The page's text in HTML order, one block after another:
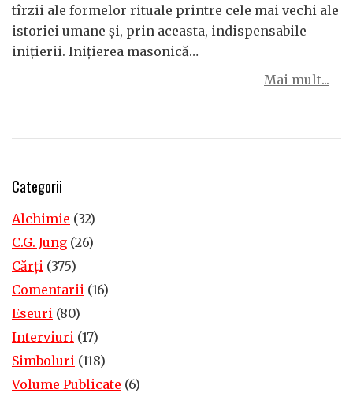
tîrzii ale formelor rituale printre cele mai vechi ale
istoriei umane și, prin aceasta, indispensabile
inițierii. Inițierea masonică…
Mai mult...
Categorii
Alchimie (32)
C.G. Jung (26)
Cărţi (375)
Comentarii (16)
Eseuri (80)
Interviuri (17)
Simboluri (118)
Volume Publicate (6)